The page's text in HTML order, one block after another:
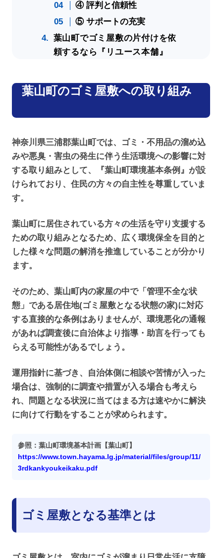
④ 評判と信頼性
⑤ サポートの充実
葉山町でゴミ屋敷の片付けを依
頼するなら『リユース本舗』
葉山町のゴミ屋敷への取り組み
神奈川県三浦郡葉山町では、ゴミ・不用品の溜め込
みや悪臭・害虫の発生に伴う生活環境への影響に対
する取り組みとして、『葉山町環境基本条例』が設
けられており、住民の方々の自主性を尊重していま
す。
葉山町に居住されている方々の生活を守り支援する
ための取り組みとなるため、広く環境保全を目的と
した様々な問題の解消を推進していることが分かり
ます。
そのため、葉山町内の家屋の中で「管理不全な状
態」である居住地(ゴミ屋敷となる状態の家)に対応
する直接的な条例はありませんが、環境悪化の通報
があれば調査後に自治体より指導・助言を行っても
らえる可能性があるでしょう。
運用指針に基づき、自治体側に相談や苦情が入った
場合は、強制的に調査や措置が入る場合も考えら
れ、問題となる状況に当てはまる方は速やかに解決
に向けて行動をすることが求められます。
参照：葉山町環境基本計画【葉山町】
https://www.town.hayama.lg.jp/material/files/group/11/
3rdkankyoukeikaku.pdf
ゴミ屋敷となる基準とは